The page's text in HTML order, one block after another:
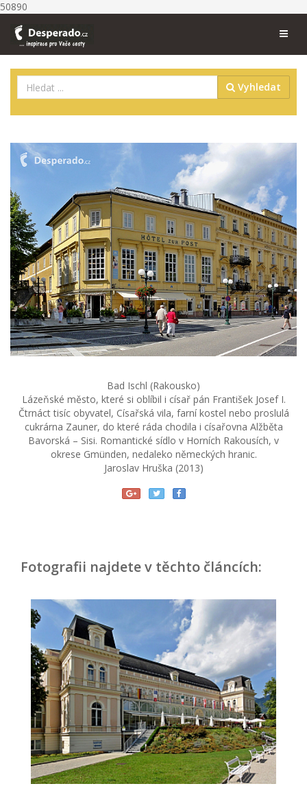
50890
Vyhledat
Bad Ischl (Rakousko)
Lázeňské město, které si oblíbil i císař pán František Josef I.
Čtrnáct tisíc obyvatel, Císařská vila, farní kostel nebo proslulá
cukrárna Zauner, do které ráda chodila i císařovna Alžběta
Bavorská – Sisi. Romantické sídlo v Horních Rakousích, v
okrese Gmünden, nedaleko německých hranic.
Jaroslav Hruška (2013)
Fotografii najdete v těchto článcích: